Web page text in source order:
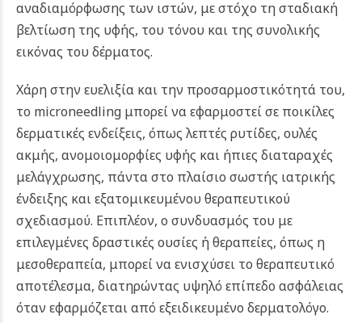
αναδιαμόρφωσης των ιστών, με στόχο τη σταδιακή
βελτίωση της υφής, του τόνου και της συνολικής
εικόνας του δέρματος.
Χάρη στην ευελιξία και την προσαρμοστικότητά του,
το microneedling μπορεί να εφαρμοστεί σε ποικίλες
δερματικές ενδείξεις, όπως λεπτές ρυτίδες, ουλές
ακμής, ανομοιομορφίες υφής και ήπιες διαταραχές
μελάγχρωσης, πάντα στο πλαίσιο σωστής ιατρικής
ένδειξης και εξατομικευμένου θεραπευτικού
σχεδιασμού. Επιπλέον, ο συνδυασμός του με
επιλεγμένες δραστικές ουσίες ή θεραπείες, όπως η
μεσοθεραπεία, μπορεί να ενισχύσει το θεραπευτικό
αποτέλεσμα, διατηρώντας υψηλό επίπεδο ασφάλειας
όταν εφαρμόζεται από εξειδικευμένο δερματολόγο.